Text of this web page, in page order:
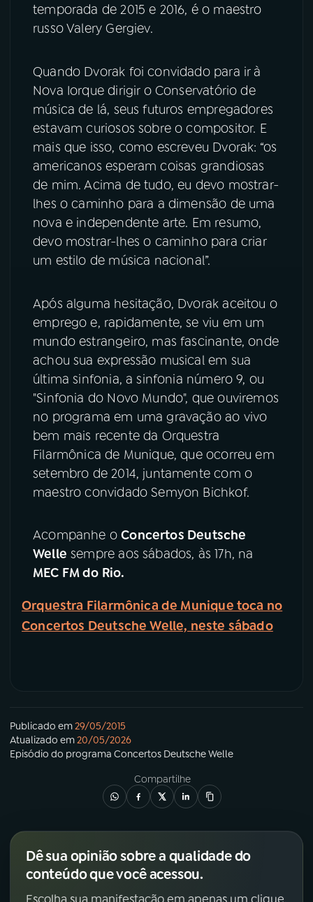
temporada de 2015 e 2016, é o maestro
russo Valery Gergiev.
Quando Dvorak foi convidado para ir à
Nova Iorque dirigir o Conservatório de
música de lá, seus futuros empregadores
estavam curiosos sobre o compositor. E
mais que isso, como escreveu Dvorak: “os
americanos esperam coisas grandiosas
de mim. Acima de tudo, eu devo mostrar-
lhes o caminho para a dimensão de uma
nova e independente arte. Em resumo,
devo mostrar-lhes o caminho para criar
um estilo de música nacional”.
Após alguma hesitação, Dvorak aceitou o
emprego e, rapidamente, se viu em um
mundo estrangeiro, mas fascinante, onde
achou sua expressão musical em sua
última sinfonia, a sinfonia número 9, ou
"Sinfonia do Novo Mundo", que ouviremos
no programa em uma gravação ao vivo
bem mais recente da Orquestra
Filarmônica de Munique, que ocorreu em
setembro de 2014, juntamente com o
maestro convidado Semyon Bichkof.
Acompanhe oConcertos Deutsche
Welle sempre aos sábados, às 17h, na
MEC FM do Rio.
Orquestra Filarmônica de Munique toca no
Concertos Deutsche Welle, neste sábado
Publicado em29/05/2015
Atualizado em20/05/2026
Episódio do programa Concertos Deutsche Welle
Compartilhe
Dê sua opinião sobre a qualidade do
conteúdo que você acessou.